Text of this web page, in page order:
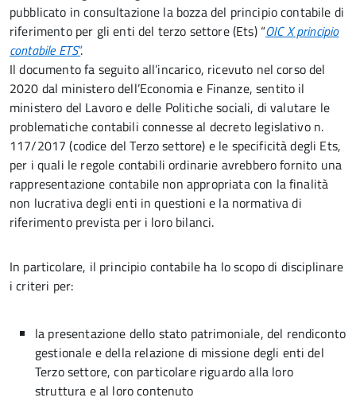
pubblicato in consultazione la bozza del principio contabile di
riferimento per gli enti del terzo settore (Ets) “OIC X principio
contabile ETS”.
Il documento fa seguito all’incarico, ricevuto nel corso del
2020 dal ministero dell’Economia e Finanze, sentito il
ministero del Lavoro e delle Politiche sociali, di valutare le
problematiche contabili connesse al decreto legislativo n.
117/2017 (codice del Terzo settore) e le specificità degli Ets,
per i quali le regole contabili ordinarie avrebbero fornito una
rappresentazione contabile non appropriata con la finalità
non lucrativa degli enti in questioni e la normativa di
riferimento prevista per i loro bilanci.
In particolare, il principio contabile ha lo scopo di disciplinare
i criteri per:
la presentazione dello stato patrimoniale, del rendiconto
gestionale e della relazione di missione degli enti del
Terzo settore, con particolare riguardo alla loro
struttura e al loro contenuto